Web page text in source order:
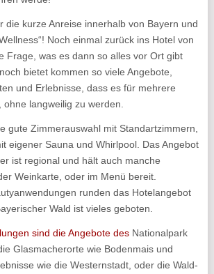
die kurze Anreise innerhalb von Bayern und
Noch einmal zurück ins Hotel von
Frage, was es dann so alles vor Ort gibt
bietet kommen so viele Angebote,
und Erlebnisse, dass es für mehrere
langweilig zu werden.
gute Zimmerauswahl mit Standartzimmern,
eigener Sauna und Whirlpool. Das Angebot
ist regional und hält auch manche
Weinkarte, oder im Menü bereit.
runden das Hotelangebot
Wald ist vieles geboten.
sind die Angebote desNationalpark
Glasmacherorte wie Bodenmais und
wie die Westernstadt, oder die Wald-